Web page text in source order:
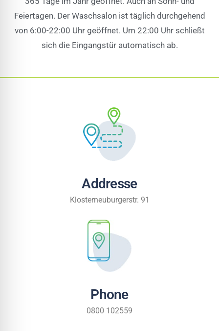
Feiertagen. Der Waschsalon ist täglich durchgehend
von 6:00-22:00 Uhr geöffnet. Um 22:00 Uhr schließt
sich die Eingangstür automatisch ab.
Addresse
Klosterneuburgerstr. 91
Phone
0800 102559